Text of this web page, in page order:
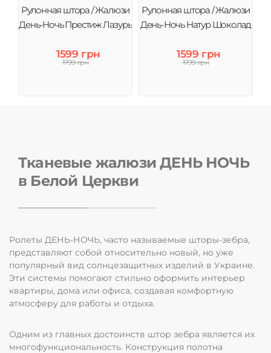
Рулонная штора / Жалюзи
День-Ночь Престиж Лазурь
1599 грн
1799 грн
Рулонная штора / Жалюзи
День-Ночь Натур Шоколад
1599 грн
1799 грн
Тканевые жалюзи ДЕНЬ НОЧЬ
в Белой Церкви
Ролеты ДЕНЬ-НОЧЬ, часто называемые шторы-зебра,
представляют собой относительно новый, но уже
популярный вид солнцезащитных изделий в Украине.
Эти системы помогают стильно оформить интерьер
квартиры, дома или офиса, создавая комфортную
атмосферу для работы и отдыха.
Одним из главных достоинств штор зебра является их
многофункциональность. Конструкция полотна